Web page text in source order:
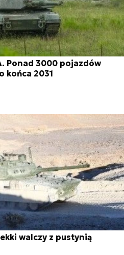
Ponad 3000 pojazdów
końca 2031
walczy z pustynią